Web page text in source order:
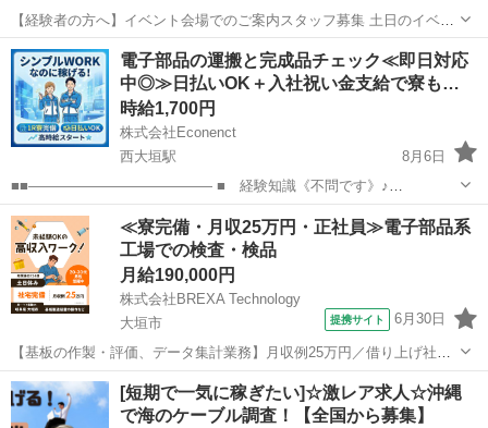
【経験者の方へ】イベント会場でのご案内スタッフ募集 土日のイベン
トで、しっかり稼ぎたい方を探しています。 ◆どんな仕事か ショッピ
ングモールや家電量販店の催事ブース、地域のイベント会場に出店
し、 ご来場のお客...
岐阜 大垣市 家電量販店 スタッフ
電子部品の運搬と完成品チェック≪即日対応
中◎≫日払いOK＋入社祝い金支給で寮も…
時給1,700円
株式会社Econenct
西大垣駅
8月6日
■■――――――――――――― ■ 経験知識《不問です》♪
――――――――――――――― ◎未経験者大歓迎 ◎経験者歓迎 ◎
フリーター歓迎 ◎ブランクOK ◎学歴不問 ◎異業種からの転職OK ...
岐阜 大垣市 西大垣駅 工場 タブレット
≪寮完備・月収25万円・正社員≫電子部品系
工場での検査・検品
月給190,000円
株式会社BREXA Technology
大垣市
提携サイト 6月30日
【基板の作製・評価、データ集計業務】月収例25万円／借り上げ社宅
制度あり お仕事内容 充実した研修があるので、未経験の方でも安心し
てスタートできます！ _________________________ お任せする業務
の...
岐阜 大垣市 その他
[短期で一気に稼ぎたい]☆激レア求人☆沖縄
で海のケーブル調査！【全国から募集】